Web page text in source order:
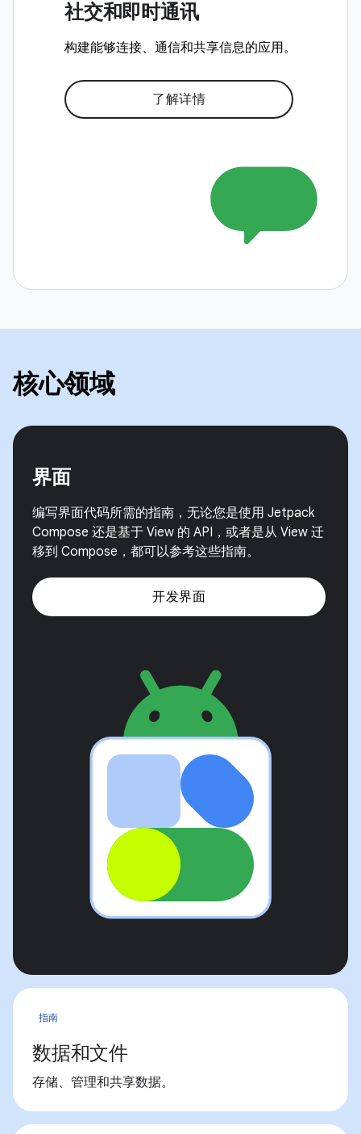
社交和即时通讯
构建能够连接、通信和共享信息的应用。
了解详情
核心领域
界面
编写界面代码所需的指南，无论您是使用 Jetpack
Compose 还是基于 View 的 API，或者是从 View 迁
移到 Compose，都可以参考这些指南。
开发界面
指南
数据和文件
存储、管理和共享数据。